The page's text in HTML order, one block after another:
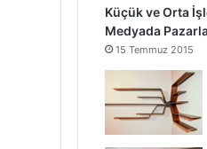
Küçük ve Orta
Medyada
15 Temmuz 2015